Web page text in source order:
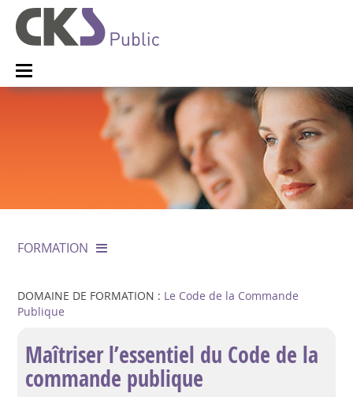
FORMATION
DOMAINE DE FORMATION : Le Code de la Commande
Publique
Maîtriser l’essentiel du Code de la
commande publique